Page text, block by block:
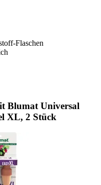
Flaschen
Blumat Universal
XL, 2 Stück